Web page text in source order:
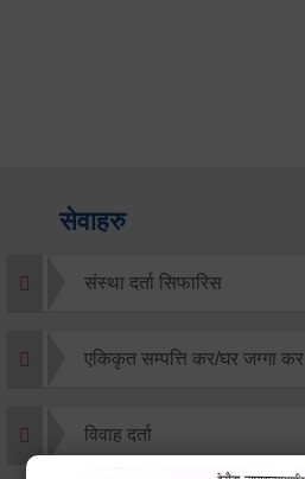
सेवाहरु
संस्था दर्ता सिफारिस
एकिकृत सम्पत्ति कर/घर जग्गा कर
विवाह दर्ता